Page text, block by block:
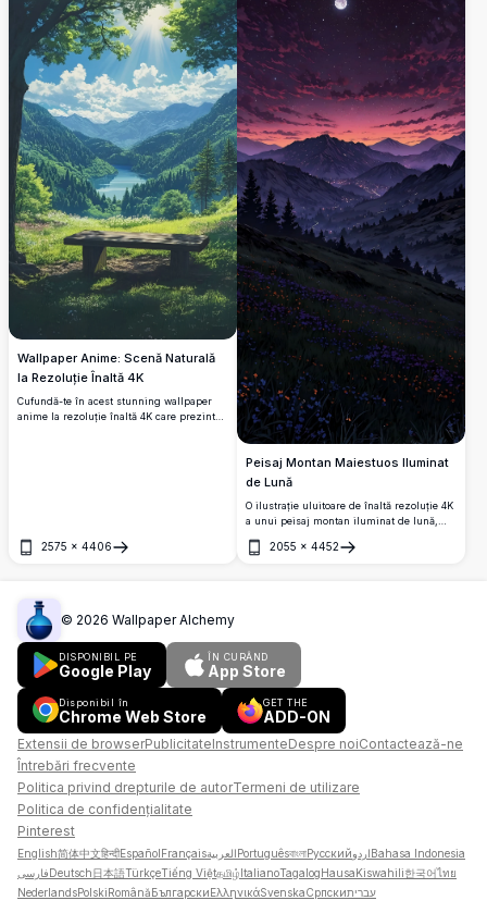
Wallpaper Anime: Scenă Naturală
la Rezoluție Înaltă 4K
Cufundă-te în acest stunning wallpaper
anime la rezoluție înaltă 4K care prezintă
mobil cu vizualurile sale uluitoare și de
înaltă calitate.
2575 × 4406
Deschide
Peisaj Montan Maiestuos Iluminat
de Lună
O ilustrație uluitoare de înaltă rezoluție 4K
a unui peisaj montan iluminat de lună,
care prezintă un cer nocturn vibrant cu o
lună plină strălucitoare. Scena include
care caută o operă de artă digitală
uimitoare și de înaltă calitate pentru tapet
sau imprimări.
2055 × 4452
Deschide
© 2026 Wallpaper Alchemy
DISPONIBIL PE
Google Play
ÎN CURÂND
App Store
Disponibil în
Chrome Web Store
GET THE
ADD-ON
Extensii de browserPublicitateInstrumenteDespre noiContactează-ne
Întrebări frecvente
Politica privind drepturile de autorTermeni de utilizare
Politica de confidențialitate
Pinterest
English简体中文हिन्दीEspañol Françaisالعربية PortuguêsবাংলাРусскийاردو Bahasa Indonesia
فارسی Deutsch 日本語TürkçeTiếng Việtதமிழ் ItalianoTagalog Hausa Kiswahili한국어ไทย
NederlandsPolski Română Български ΕλληνικάSvenskaСрпскиעברית